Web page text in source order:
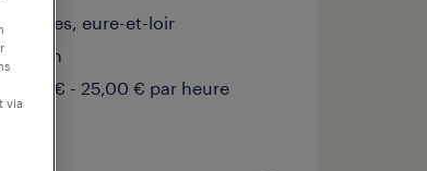
chartres, eure-et-loir
intérim
15,00 € - 25,00 € par heure
via